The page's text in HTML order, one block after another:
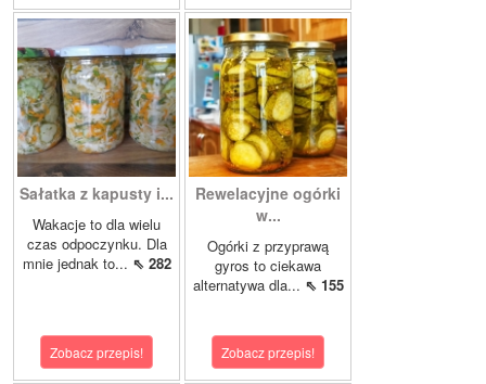
Sałatka z kapusty i...
Wakacje to dla wielu
czas odpoczynku. Dla
mnie jednak to... ⇖ 282
Zobacz przepis!
Rewelacyjne ogórki
w...
Ogórki z przyprawą
gyros to ciekawa
alternatywa dla... ⇖ 155
Zobacz przepis!